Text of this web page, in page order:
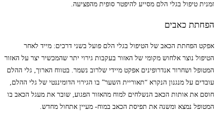
זמנית טיפול בגלי הלם מסייע להיפטר סופית מהפציעה.
הפחתת כאבים
אפקט הפחתת הכאב של הטיפול בגלי הלם פועל בשני דרכים: מייד לאחר
הטיפול נוצר אלחוש מקומי של האזור בעקבות גירוי יתר שהמכשיר יצר על האזור
המטופל ושחרור אנדרופינים אפקט מיידי שלרוב נשמר. בטווח הארוך, גלי ההלם
עובדים על מנגנון הנקרא “תאוריית השער” בו הגירוי הדומיננטי של גלי ההלם,
חוסם את אותות הכאב הנשלחים למוח מהאזור הפגוע, שובר את מעגל הכאב בו
המטופל נמצא ומשנה את תפיסת הכאב במוח- מעיין אתחול מחדש.